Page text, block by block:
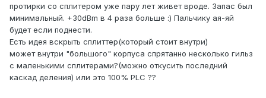
протирки со сплитером уже пару лет живет вроде. Запас был
минимальный. +30dBm в 4 раза больше :) Пальчику ая-яй
будет если поднести.
Есть идея вскрыть сплиттер(который стоит внутри)
может внутри "большого" корпуса спрятанно несколько гильз
с маленькими сплитерами?(можно откусить последний
каскад деления) или это 100% PLC ??